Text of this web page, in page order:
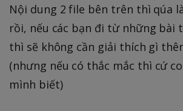
Nội dung 2 file bên trên thì qúa
rồi, nếu các bạn đi từ những bài
thì sẽ không cần giải thích gì
(nhưng nếu có thắc mắc thì cứ
mình biết)